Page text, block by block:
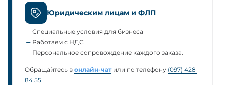
Юридическим лицам и ФЛП
Специальные условия для бизнеса
Работаем с НДС
Персональное сопровождение каждого заказа.
Обращайтесь в онлайн-чатили по телефону (097) 428
84 55